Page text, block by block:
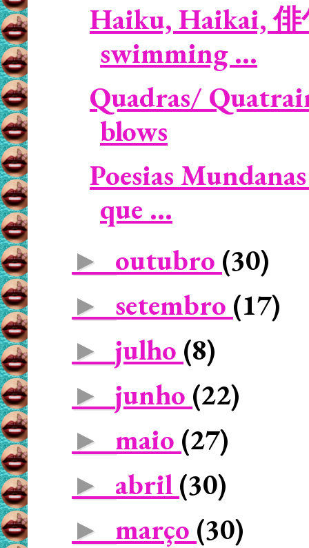
Haiku, Haikai, 俳
swimming ...
Quadras/
blows
Poesias
que ...
► outubro (30)
► setembro (17)
► julho (8)
► junho (22)
► maio (27)
► abril (30)
► março (30)